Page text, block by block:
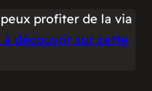
profiter de la via
à découvrir sur cette